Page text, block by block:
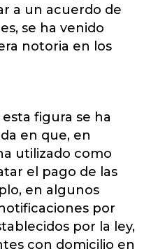
a un acuerdo de
se ha venido
notoria en los
figura se ha
en que, en
utilizado como
el pago de las
en algunos
por
por la ley,
con domicilio en